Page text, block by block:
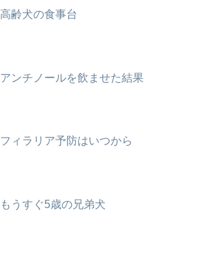
高齢犬の食事台
アンチノールを飲ませた結果
フィラリア予防はいつから
もうすぐ5歳の兄弟犬